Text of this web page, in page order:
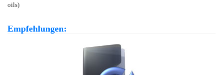
oils)
Empfehlungen: